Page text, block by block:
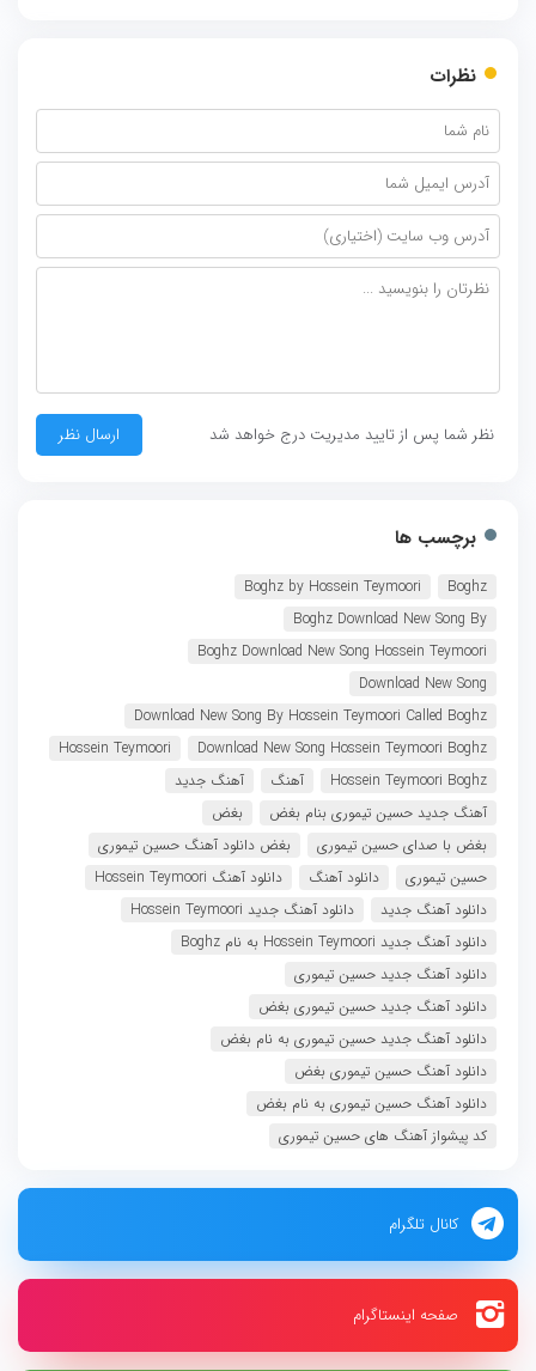
نظرات
نظر شما پس از تایید مدیریت درج خواهد شد
برچسب ها
Boghz
Boghz by Hossein Teymoori
Boghz Download New Song By
Boghz Download New Song Hossein Teymoori
Download New Song
Download New Song By Hossein Teymoori Called Boghz
Download New Song Hossein Teymoori Boghz
Hossein Teymoori
Hossein Teymoori Boghz
آهنگ
آهنگ جدید
آهنگ جدید حسین تیموری بنام بغض
بغض
بغض با صدای حسین تیموری
بغض دانلود آهنگ حسین تیموری
حسین تیموری
دانلود آهنگ
دانلود آهنگ Hossein Teymoori
دانلود آهنگ جدید
دانلود آهنگ جدید Hossein Teymoori
دانلود آهنگ جدید Hossein Teymoori به نام Boghz
دانلود آهنگ جدید حسین تیموری
دانلود آهنگ جدید حسین تیموری بغض
دانلود آهنگ جدید حسین تیموری به نام بغض
دانلود آهنگ حسین تیموری بغض
دانلود آهنگ حسین تیموری به نام بغض
کد پیشواز آهنگ های حسین تیموری
کانال تلگرام
صفحه اینستاگرام